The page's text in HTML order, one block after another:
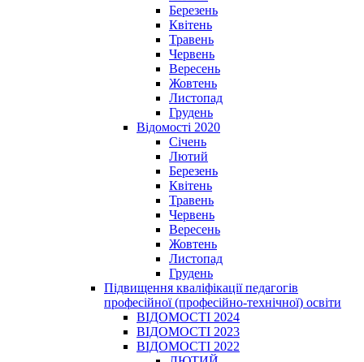
Березень
Квітень
Травень
Червень
Вересень
Жовтень
Листопад
Грудень
Відомості 2020
Січень
Лютий
Березень
Квітень
Травень
Червень
Вересень
Жовтень
Листопад
Грудень
Підвищення кваліфікації педагогів
професійної (професійно-технічної) освіти
ВІДОМОСТІ 2024
ВІДОМОСТІ 2023
ВІДОМОСТІ 2022